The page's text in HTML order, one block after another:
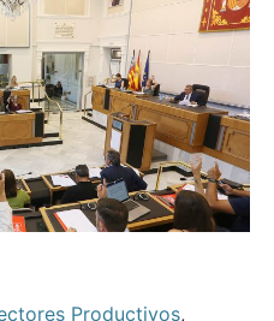
Productivos,